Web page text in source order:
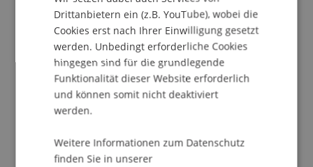
Mi, 25. Febr 2026, 17:30 Uhr; Aula,
Standort Ebaholz
19 Feb
Drittanbietern ein (z.B. YouTube), wobei die
Cookies erst nach Ihrer Einwilligung gesetzt
werden. Unbedingt erforderliche Cookies
hingegen sind für die grundlegende
Funktionalität dieser Website erforderlich
und können somit nicht deaktiviert
werden.
Weitere Informationen zum Datenschutz
finden Sie in unserer